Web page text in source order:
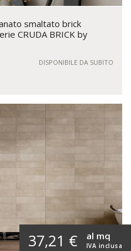
smaltato brick
CRUDA BRICK by
DISPONIBILE DA SUBITO
37,21 € IVA inclusa
al mq